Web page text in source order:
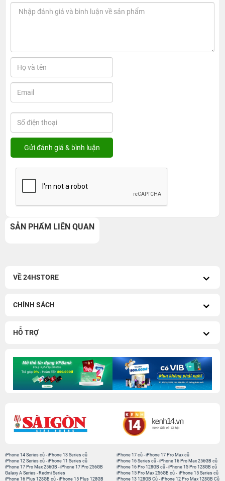
SẢN PHẨM LIÊN QUAN
VỀ 24HSTORE
CHÍNH SÁCH
HỖ TRỢ
iPhone 14 Series cũ -iPhone 13 Series cũ
iPhone 12 Series cũ -iPhone 11 Series cũ
iPhone 17 Pro Max 256GB -iPhone 17 Pro 256GB
Galaxy A Series - Redmi Series
iPhone 17 cũ-iPhone 17 Pro Max cũ
iPhone 16 Series cũ- iPhone 16 Pro Max 256GB cũ
iPhone 16 Pro 128GB cũ-iPhone 15 Pro 128GB cũ
iPhone 15 Pro Max 256GB cũ- iPhone 15 Series cũ
iPhone 16 Plus 128GB cũ -iPhone 15 Plus 128GB
iPhone 13 128GB Cũ-iPhone 12 Pro Max 128GB Cũ